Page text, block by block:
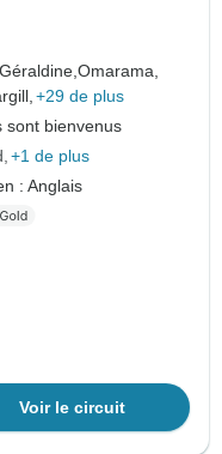
Géraldine,Omarama,
+29 de plus
sont bienvenus
+1 de plus
: Anglais
Voir le circuit